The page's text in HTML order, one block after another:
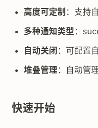
高度可定制 ：支持
多种通知类型 ：
自动关闭 ：可配置
堆叠管理：自动管
快速开始